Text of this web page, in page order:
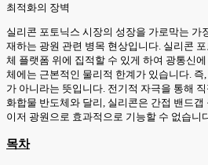
최적화의 장벽
실리콘 포토닉스 시장의 성장을 가로막는 가
재하는 광원 관련 병목 현상입니다. 실리콘
체 플랫폼 위에 집적할 수 있게 하여 광통신
체에는 근본적인 물리적 한계가 있습니다. 즉
가 아니라는 뜻입니다. 전기적 자극을 통해
화합물 반도체와 달리, 실리콘은 간접 밴드
이저 광원으로 효과적으로 기능할 수 없습니
목차